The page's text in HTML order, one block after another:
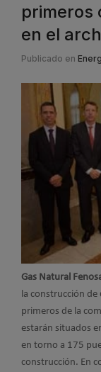
primeros
en el
Publicado en
Gas Natural
la construcción de
primeros de la
estarán situados
en torno a 175
construcción. En